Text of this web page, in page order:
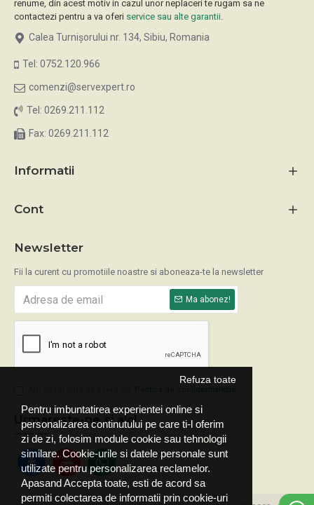
Pentru imbuntatirea experientei online si
personalizarea continutului pe care ti-l oferim
zi de zi, folosim module cookie sau tehnologii
similare. Cookie-urile si datele personale sunt
utilizate pentru personalizarea reclamelor.
Apasand Accepta toate, esti de acord sa
permiti colectarea de informatii prin cookie-uri
Refuza toate
renume, din acest motiv in cazul unor neplaceri te rugam sa ne
contactezi pentru a va oferi service sau alte garantii.
Calea Turnișorului nr. 134, Sibiu, Romania
Tel: 0752.120.966
comenzi@servexpert.ro
Tel: 0269.211.112
Fax: 0269.211.112
Informatii
Cont
Newsletter
Fii la curent cu promotiile noastre si aboneaza-te la newsletter
Ma abonez!
Urmareste-ne si aici